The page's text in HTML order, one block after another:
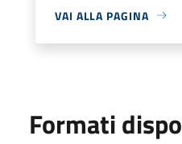
VAI ALLA PAGINA
Formati